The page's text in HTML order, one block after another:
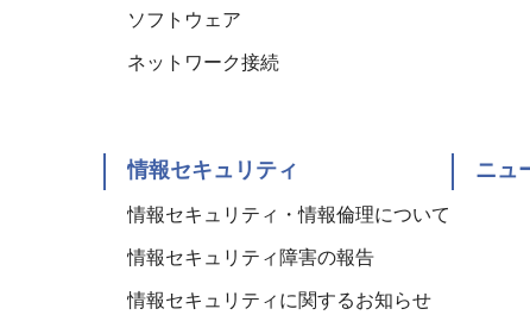
ソフトウェア
ネットワーク接続
情報セキュリティ
情報セキュリティ・情報倫理について
情報セキュリティ障害の報告
情報セキュリティに関するお知らせ
ニュ